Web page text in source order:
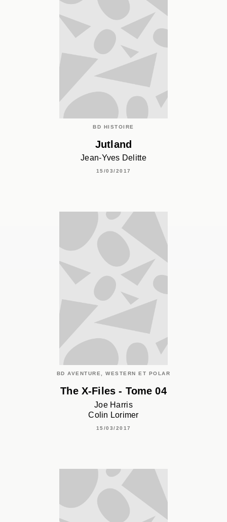
BD HISTOIRE
Jutland
Jean-Yves Delitte
15/03/2017
BD AVENTURE, WESTERN ET POLAR
The X-Files - Tome 04
Joe Harris
Colin Lorimer
15/03/2017